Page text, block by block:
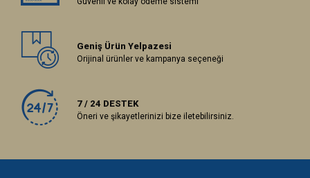
Geniş Ürün Yelpazesi
Orijinal ürünler ve kampanya seçeneği
7 / 24 DESTEK
Öneri ve şikayetlerinizi bize iletebilirsiniz.